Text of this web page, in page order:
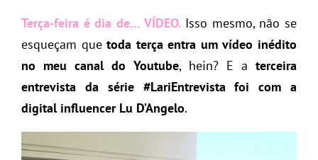
Terça-feira é dia de… VÍDEO.Isso mesmo, não se
esqueçam quetoda terça entra um vídeo inédito
no meu canal do Youtube, hein? E a terceira
entrevista da série #LariEntrevista foi com a
digital influencer Lu D’Angelo.